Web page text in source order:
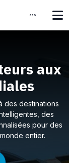
aux
des destinations
des
pour des
entier.